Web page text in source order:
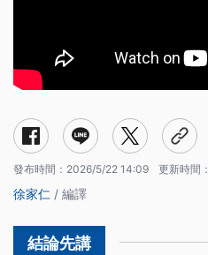
發布時間： 2026/5/22 14:09 更新時間：
徐家仁 / 編譯